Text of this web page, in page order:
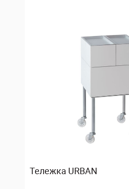
Тележка URBAN